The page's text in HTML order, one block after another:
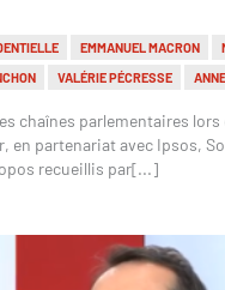
EMMANUEL MACRON
VALÉRIE PÉCRESSE
chaînes parlementaires lors
en partenariat avec Ipsos,
recueillis par[...]